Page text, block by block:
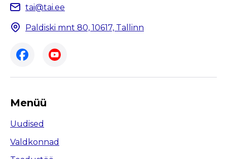
tai@tai.ee
Paldiski mnt 80, 10617, Tallinn
Menüü
Uudised
Valdkonnad